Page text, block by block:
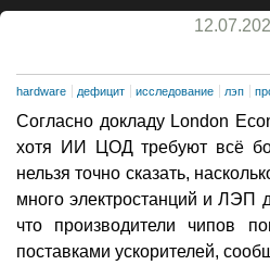
hardware дефицит исследование лэп
Согласно докладу London
хотя ИИ ЦОД требуют всё
нельзя точно сказать,
много электростанций и ЛЭП
что производители чипов
поставками ускорителей,